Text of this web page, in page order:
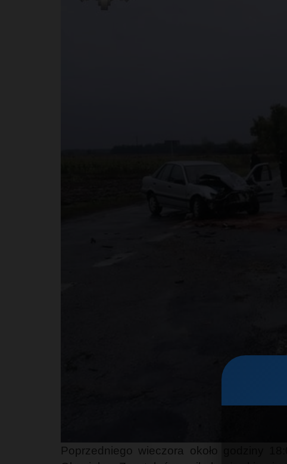
Poprzedniego wieczora około godziny